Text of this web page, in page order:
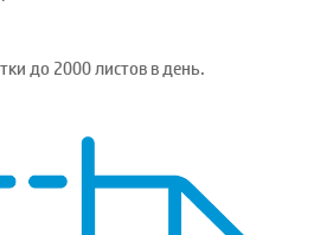
до 2000 листов в день.